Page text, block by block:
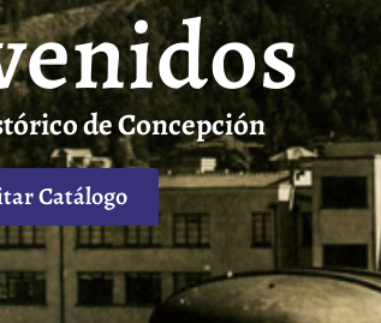
río Biobío